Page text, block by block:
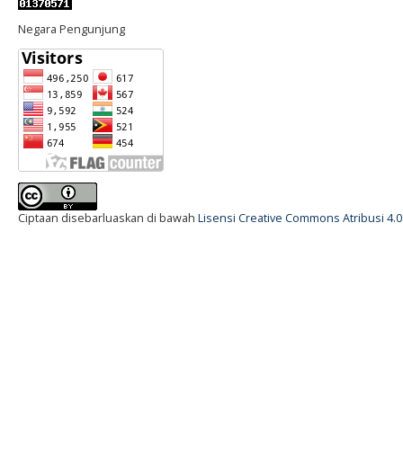
Negara Pengunjung
Ciptaan disebarluaskan di bawah Lisensi Creative Commons Atribusi